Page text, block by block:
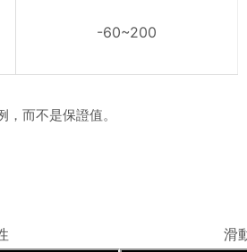
-60~200
而不是保證值。
滑